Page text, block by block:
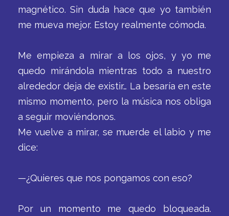
magnético. Sin duda hace que yo también
me mueva mejor. Estoy realmente cómoda.
Me empieza a mirar a los ojos, y yo me
quedo mirándola mientras todo a nuestro
alrededor deja de existir… La besaría en este
mismo momento, pero la música nos obliga
a seguir moviéndonos.
Me vuelve a mirar, se muerde el labio y me
dice:
—¿Quieres que nos pongamos con eso?
Por un momento me quedo bloqueada.